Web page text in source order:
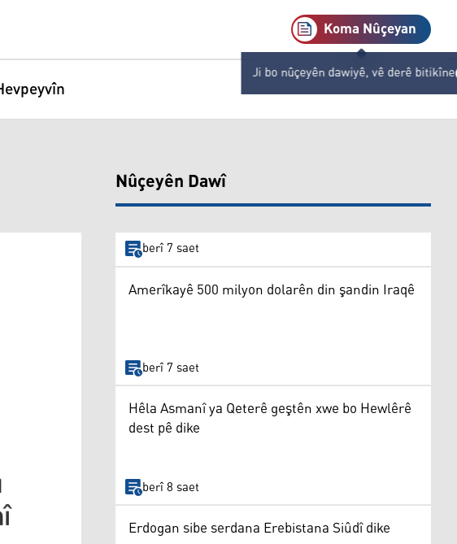
Koma Nûçeyan
Ji bo nûçeyên dawiyê, vê derê bitikîne
Nûçeyên Dawî
berî 7 saet
Amerîkayê 500 milyon dolarên din şandin Iraqê
berî 7 saet
Hêla Asmanî ya Qeterê geştên xwe bo Hewlêrê
dest pê dike
berî 8 saet
Erdogan sibe serdana Erebistana Siûdî dike